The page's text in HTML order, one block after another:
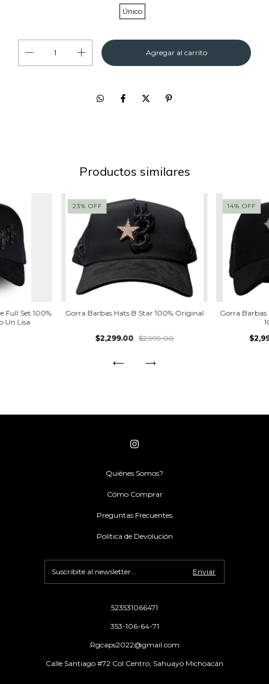
Único
Productos similares
Full Set 100%
Un Lisa
23% OFF
Gorra Barbas Hats B Star 100% Original
$2,299.00 $2,999.00
14%OFF
Gorra
Quiénes Somos?
Cómo Comprar
Preguntas Frecuentes
Política de Devolución
523531066471
353-106-64-71
Rgcaps2022@gmail.com
Calle Santiago #72 Col Centro, Sahuayo Michoacán